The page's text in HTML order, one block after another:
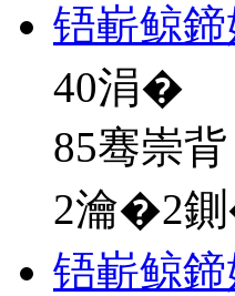
铻嶄鲸
40涓�
85骞崇背
2瀹�2
铻嶄鲸